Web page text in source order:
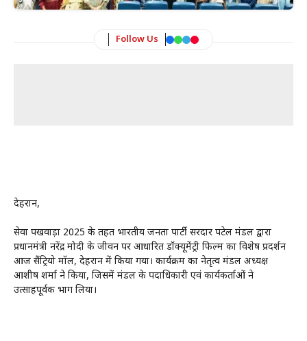
Follow Us
देहरादून,
सेवा पखवाड़ा 2025 के तहत भारतीय जनता पार्टी सरदार पटेल मंडल द्वारा
प्रधानमंत्री नरेंद्र मोदी के जीवन पर आधारित डॉक्यूमेंट्री फिल्म का विशेष प्रदर्शन
आज सैंट्रियो मॉल, देहरादून में किया गया। कार्यक्रम का नेतृत्व मंडल अध्यक्ष
आशीष शर्मा ने किया, जिसमें मंडल के पदाधिकारी एवं कार्यकर्ताओं ने
उत्साहपूर्वक भाग लिया।